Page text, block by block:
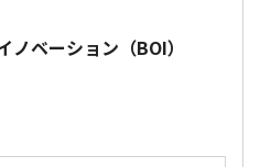
ベーション（BOI）